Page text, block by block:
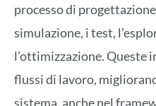
processo di
simulazione, i test,
l’ottimizzazione. Queste
flussi di lavoro,
sistema, anche nel